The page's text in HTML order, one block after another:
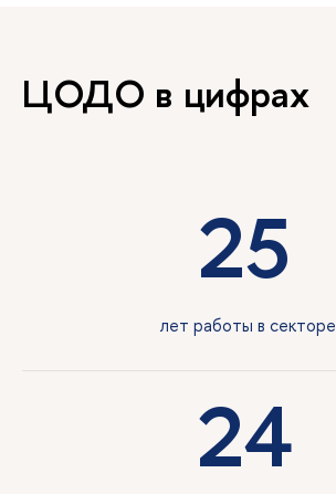
ЦОДО в цифрах
25
лет работы в секторе
24